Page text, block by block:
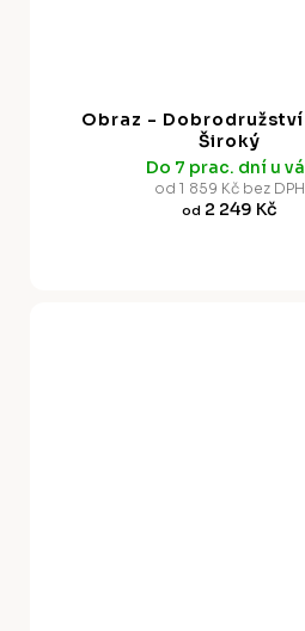
Obraz -
Široký
Do 7 prac. dní u
od 1 859 Kč bez DPH
od 2 249 Kč